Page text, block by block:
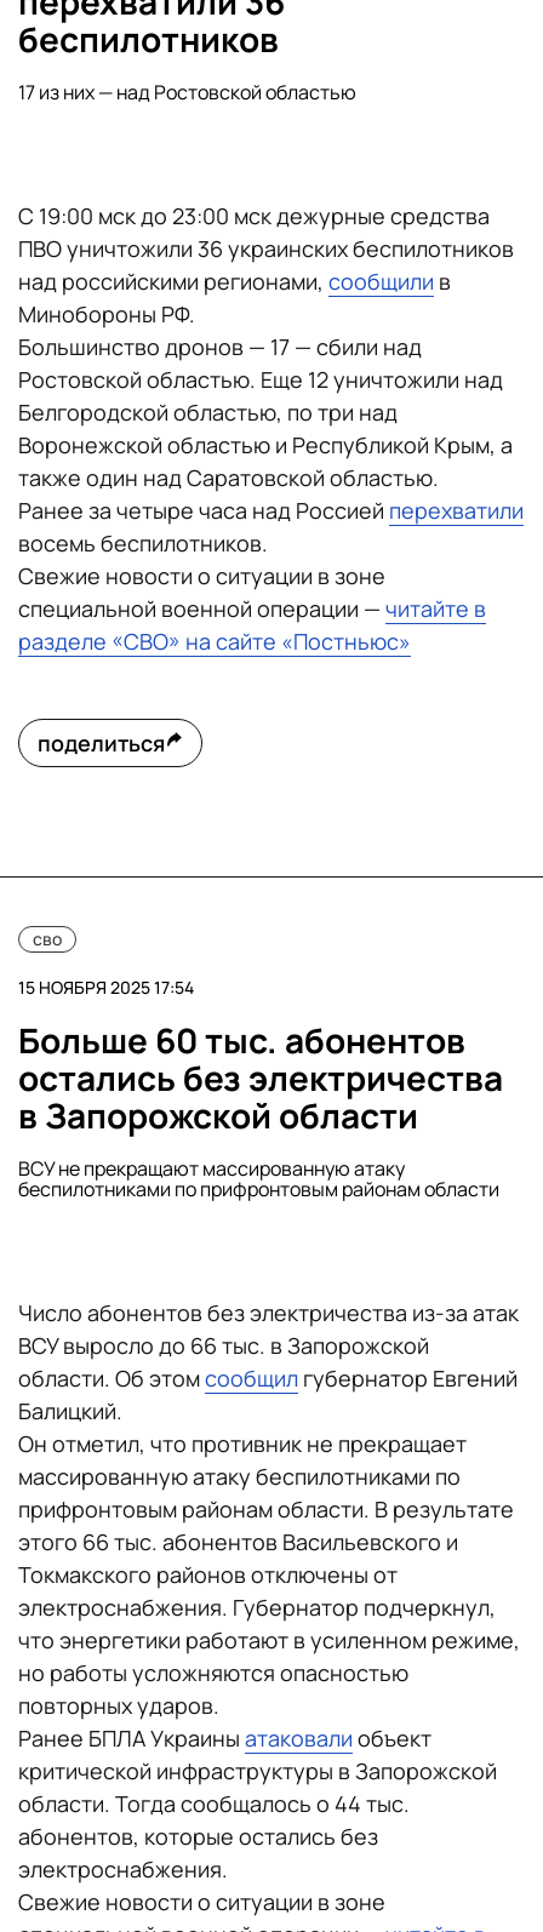
беспилотников
17 из них — над Ростовской областью
С 19:00 мск до 23:00 мск дежурные средства
ПВО уничтожили 36 украинских беспилотников
над российскими регионами, сообщили в
Минобороны РФ.
Большинство дронов — 17 — сбили над
Ростовской областью. Еще 12 уничтожили над
Белгородской областью, по три над
Воронежской областью и Республикой Крым, а
также один над Саратовской областью.
Ранее за четыре часа над Россией перехватили
восемь беспилотников.
Свежие новости о ситуации в зоне
специальной военной операции — читайте в
разделе «СВО» на сайте «Постньюс»
поделиться
сво
15 НОЯБРЯ 2025 17:54
Больше 60 тыс. абонентов
остались без электричества
в Запорожской области
ВСУ не прекращают массированную атаку
беспилотниками по прифронтовым районам области
Число абонентов без электричества из-за атак
ВСУ выросло до 66 тыс. в Запорожской
области. Об этомсообщил губернатор Евгений
Балицкий.
Он отметил, что противник не прекращает
массированную атаку беспилотниками по
прифронтовым районам области. В результате
этого 66 тыс. абонентов Васильевского и
Токмакского районов отключены от
электроснабжения. Губернатор подчеркнул,
что энергетики работают в усиленном режиме,
но работы усложняются опасностью
повторных ударов.
Ранее БПЛА Украины атаковали объект
критической инфраструктуры в Запорожской
области. Тогда сообщалось о 44 тыс.
абонентов, которые остались без
электроснабжения.
Свежие новости о ситуации в зоне